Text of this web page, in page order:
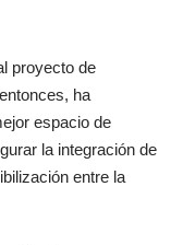
proyecto de
ha
espacio de
la integración de
entre la